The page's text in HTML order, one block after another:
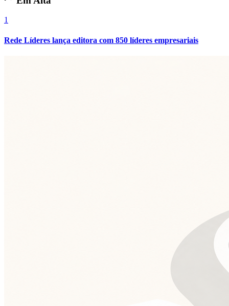
1
Rede Líderes lança editora com 850 líderes empresariais